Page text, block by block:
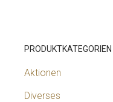
PRODUKTKATEGORIEN
Aktionen
Diverses